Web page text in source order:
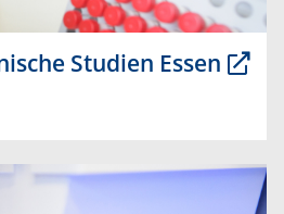
Studien Essen